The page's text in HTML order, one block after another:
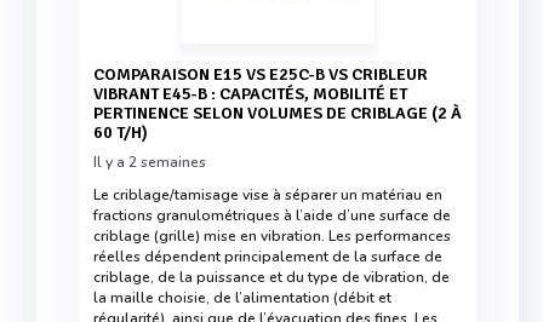
COMPARAISON E15 VS E25C-B VS CRIBLEUR
VIBRANT E45-B : CAPACITÉS, MOBILITÉ ET
PERTINENCE SELON VOLUMES DE CRIBLAGE (2 À
60 T/H)
Il y a 2 semaines
Le criblage/tamisage vise à séparer un matériau en
fractions granulométriques à l’aide d’une surface de
criblage (grille) mise en vibration. Les performances
réelles dépendent principalement de la surface de
criblage, de la puissance et du type de vibration, de
la maille choisie, de l’alimentation (débit et